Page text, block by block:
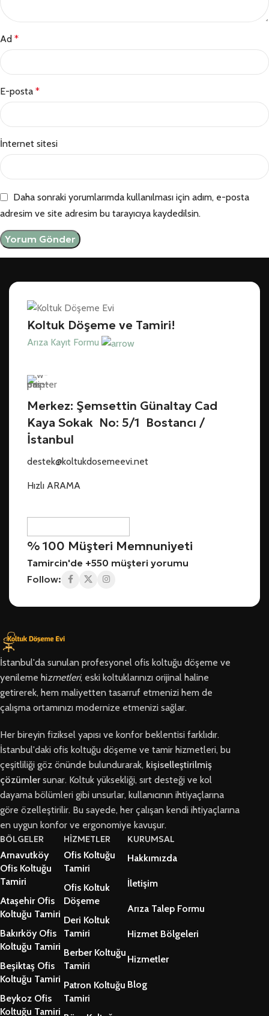
Ad *
E-posta *
İnternet sitesi
Daha sonraki yorumlarımda kullanılması için adım, e-posta
adresim ve site adresim bu tarayıcıya kaydedilsin.
Koltuk Döşeme ve Tamiri!
Arıza Kayıt Formu
Merkez: Şemsettin Günaltay Cad
Kaya Sokak No: 5/1 Bostancı /
İstanbul
destek@koltukdosemeevi.net
Hızlı ARAMA
% 100 Müşteri Memnuniyeti
Tamircin'de +550 müşteri yorumu
Follow:
İstanbul'da sunulan profesyonel ofis koltuğu döşeme ve
yenileme hizmetleri, eski koltuklarınızı orijinal haline
getirerek, hem maliyetten tasarruf etmenizi hem de
çalışma ortamınızı modernize etmenizi sağlar.
Her bireyin fiziksel yapısı ve konfor beklentisi farklıdır.
İstanbul'daki ofis koltuğu döşeme ve tamir hizmetleri, bu
çeşitliliği göz önünde bulundurarak, kişiselleştirilmiş
çözümlersunar. Koltuk yüksekliği, sırt desteği ve kol
dayama bölümleri gibi unsurlar, kullanıcının ihtiyaçlarına
göre özelleştirilir. Bu sayede, her çalışan kendi ihtiyaçlarına
en uygun konfor ve ergonomiye kavuşur.
BÖLGELER
Arnavutköy
Ofis Koltuğu
Tamiri
Ataşehir Ofis
Koltuğu Tamiri
Bakırköy Ofis
Koltuğu Tamiri
Beşiktaş Ofis
Koltuğu Tamiri
Beykoz Ofis
Koltuğu Tamiri
HİZMETLER
Ofis Koltuğu
Tamiri
Ofis Koltuk
Döşeme
Deri Koltuk
Tamiri
Berber Koltuğu
Tamiri
Patron Koltuğu
Tamiri
KURUMSAL
Hakkımızda
İletişim
Arıza Talep Formu
Hizmet Bölgeleri
Hizmetler
Blog